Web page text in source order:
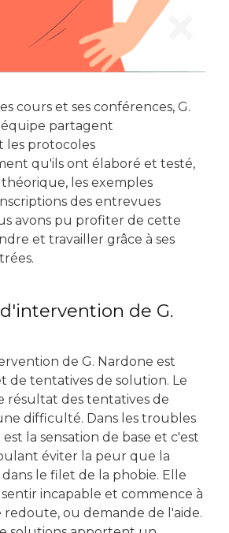
cours et ses conférences, G.
partagent
les protocoles
qu'ils ont élaboré et testé,
les exemples
des entrevues
avons pu profiter de cette
et travailler grâce à ses
de G.
de G. Nardone est
de tentatives de solution. Le
résultat des tentatives de
difficulté. Dans les troubles
la sensation de base et c'est
éviter la peur que la
le filet de la phobie. Elle
incapable et commence à
ou demande de l'aide.